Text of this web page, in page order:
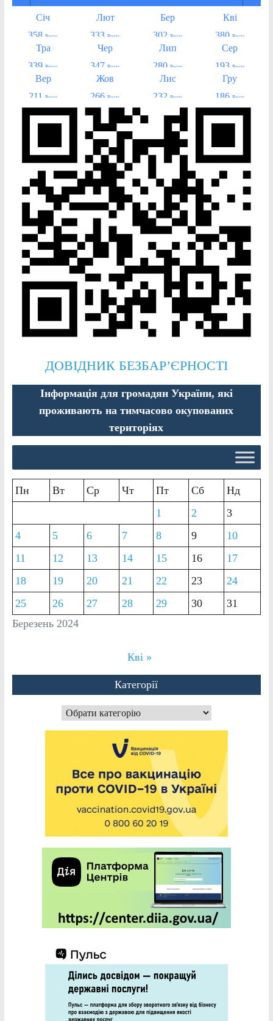
Січ
358 Posts
Лют
333 Posts
Бер
302 Posts
Кві
380 Posts
Тра
339 Posts
Чер
347 Posts
Лип
280 Posts
Сер
193 Posts
Вер
211
Posts
Жов
266 Posts
Лис
232 Posts
Гру
186 Posts
ДОВІДНИК БЕЗБАР’ЄРНОСТІ
Інформація для громадян України, які
проживають на тимчасово окупованих
територіях
Березень 2024
Пн Вт Ср Чт Пт Сб
Нд
1
2
3
4
5 6 7 8 9
10
11
12 13 14 15 16
17
18
19 20 21 22 23
24
25
26 27 28 29 30 31
Кві »
Категорії
Категорії